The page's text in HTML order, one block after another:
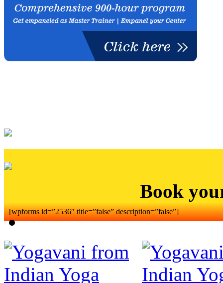
Book
[wpforms id=”2536″ title=”false” description=”false”]